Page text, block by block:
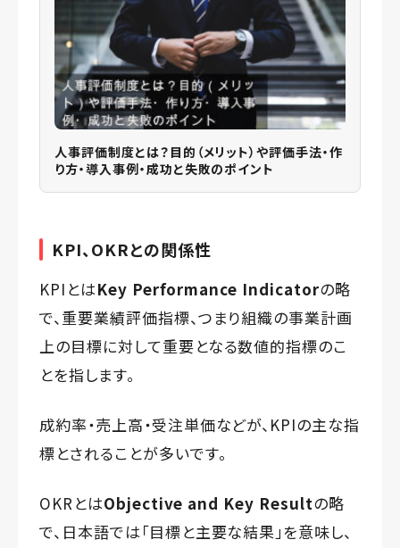
人事評価制度とは？目的（メリット）や評価手法・作
り方・導入事例・成功と失敗のポイント
KPI、OKRとの関係性
KPIとはKey Performance Indicatorの略
で、重要業績評価指標、つまり組織の事業計画
上の目標に対して重要となる数値的指標のこ
とを指します。
成約率・売上高・受注単価などが、KPIの主な指
標とされることが多いです。
OKRとはObjective and Key Resultの略
で、日本語では「目標と主要な結果」を意味し、